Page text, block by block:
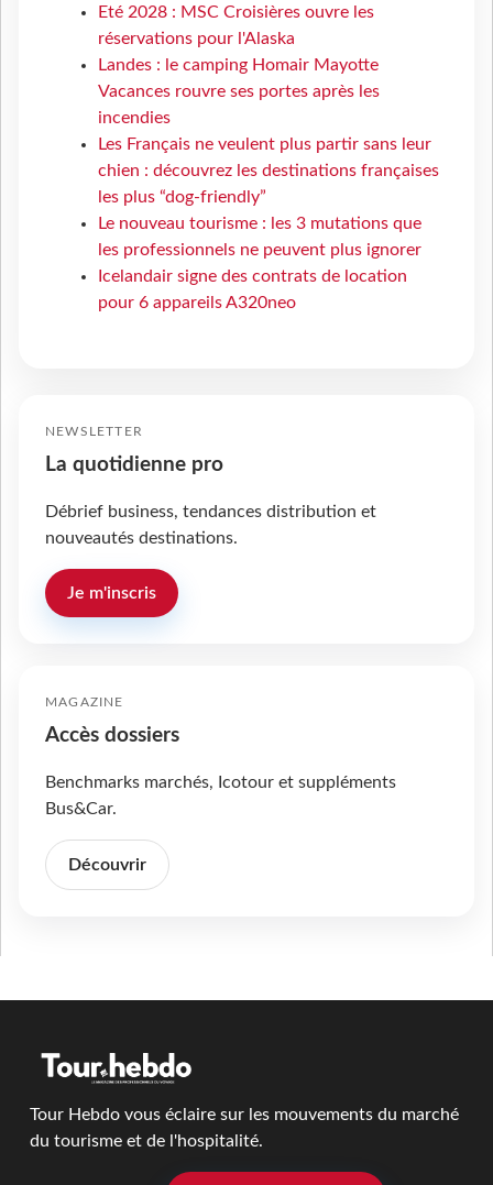
Eté 2028 : MSC Croisières ouvre les
réservations pour l'Alaska
Landes : le camping Homair Mayotte
Vacances rouvre ses portes après les
incendies
Les Français ne veulent plus partir sans leur
chien : découvrez les destinations françaises
les plus “dog-friendly”
Le nouveau tourisme : les 3 mutations que
les professionnels ne peuvent plus ignorer
Icelandair signe des contrats de location
pour 6 appareils A320neo
NEWSLETTER
La quotidienne pro
Débrief business, tendances distribution et
nouveautés destinations.
Je m'inscris
MAGAZINE
Accès dossiers
Benchmarks marchés, Icotour et suppléments
Bus&Car.
Découvrir
Tour Hebdo vous éclaire sur les mouvements du marché
du tourisme et de l'hospitalité.